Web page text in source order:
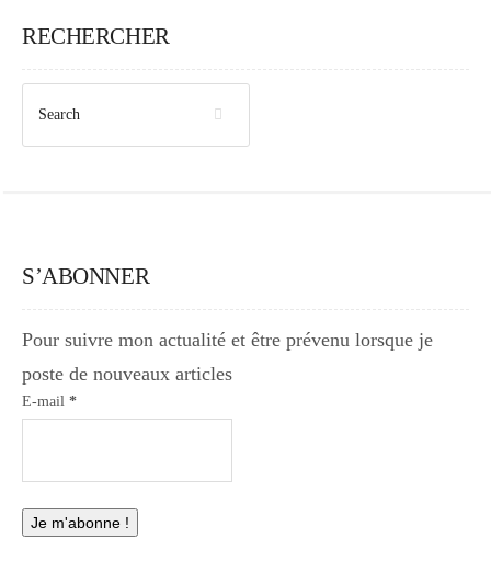
RECHERCHER
S’ABONNER
Pour suivre mon actualité et être prévenu lorsque je
poste de nouveaux articles
E-mail *